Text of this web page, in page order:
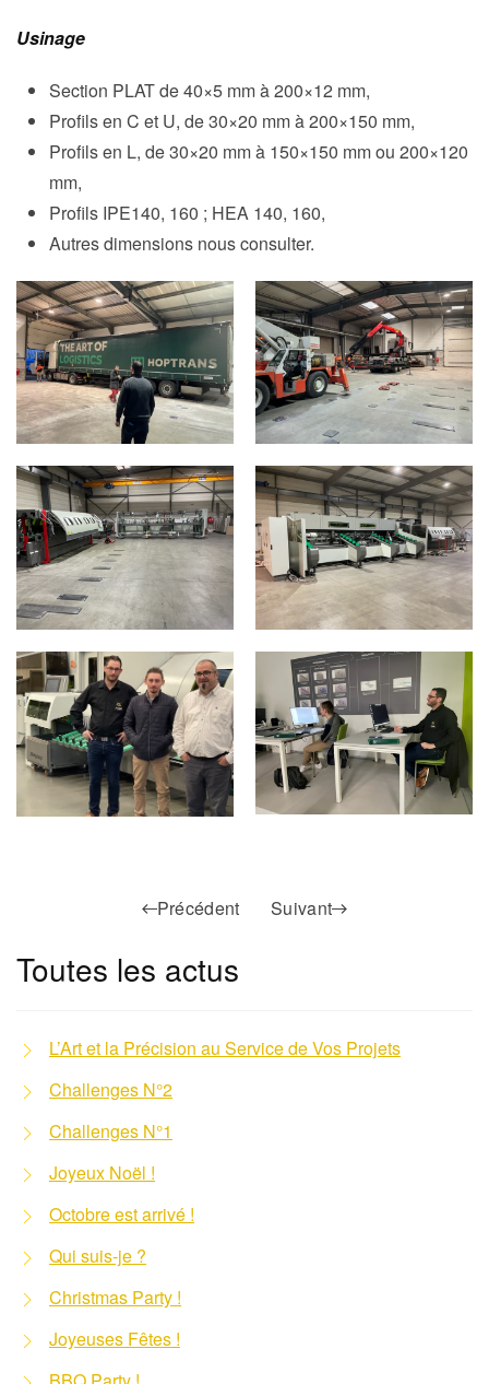
Usinage
Section PLAT de 40×5 mm à 200×12 mm,
Profils en C et U, de 30×20 mm à 200×150 mm,
Profils en L, de 30×20 mm à 150×150 mm ou 200×120
mm,
Profils IPE140, 160 ; HEA 140, 160,
Autres dimensions nous consulter.
Précédent Suivant
Toutes les actus
L’Art et la Précision au Service de Vos Projets
Challenges N°2
Challenges N°1
Joyeux Noël !
Octobre est arrivé !
Qui suis-je ?
Christmas Party !
Joyeuses Fêtes !